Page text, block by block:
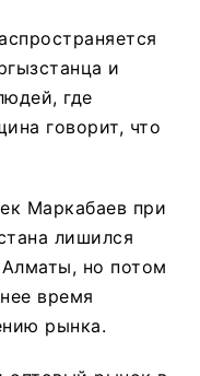
и
где
говорит, что
Маркабаев при
лишился
но потом
время
рынка.